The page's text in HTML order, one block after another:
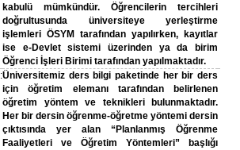
kabulü mümkündür. Öğrencilerin tercihleri
doğrultusunda üniversiteye yerleştirme
işlemleri ÖSYM tarafından yapılırken, kayıtlar
ise e-Devlet sistemi üzerinden ya da birim
Öğrenci İşleri Birimi tarafından yapılmaktadır.
:Üniversitemiz ders bilgi paketinde her bir ders
için öğretim elemanı tarafından belirlenen
öğretim yöntem ve teknikleri bulunmaktadır.
Her bir dersin öğrenme-öğretme yöntemi dersin
çıktısında yer alan “Planlanmış Öğrenme
Faaliyetleri ve Öğretim Yöntemleri” başlığı